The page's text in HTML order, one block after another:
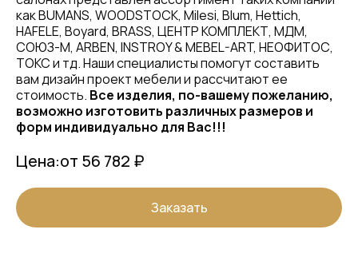
как BUMANS, WOODSTOCK, Milesi, Blum, Hettich,
HAFELE, Boyard, BRASS, ЦЕНТР КОМПЛЕКТ, МДМ,
СОЮЗ-М, ARBEN, INSTROY & MEBEL-ART, НЕОФИТОС,
ТОКС и тд. Наши специалисты помогут составить
вам дизайн проект мебели и рассчитают ее
стоимость. Все изделия, по-вашему пожеланию,
возможно изготовить различных размеров и
форм индивидуально для Вас!!!
Цена:от 56 782 ₽
Заказать